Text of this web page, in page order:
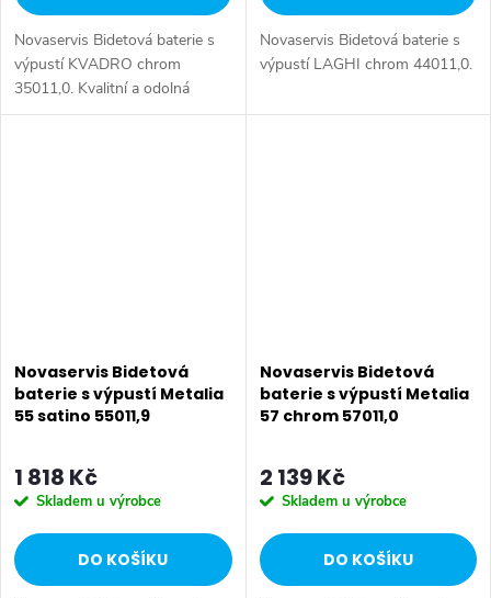
Novaservis Bidetová baterie s
výpustí KVADRO chrom
35011,0. Kvalitní a odolná
keramická kartuše 35 mm s
Novaservis Bidetová baterie s
výpustí LAGHI chrom 44011,0.
Novaservis Bidetová
baterie s výpustí Metalia
55 satino 55011,9
1 818 Kč
Skladem u výrobce
DO KOŠÍKU
Novaservis Bidetová
baterie s výpustí Metalia
57 chrom 57011,0
2 139 Kč
Skladem u výrobce
DO KOŠÍKU